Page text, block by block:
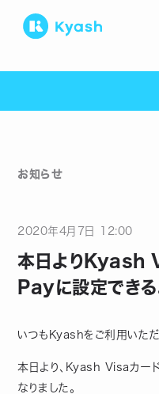
お知らせ
2020年4月 7 日 12:00
本日よりKyash
Payに設定できる
いつもKyashをご利用いただ
本日より、Kyash Visaカー
なりました。